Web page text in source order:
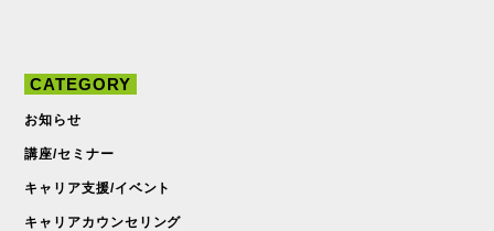
CATEGORY
お知らせ
講座/セミナー
キャリア支援/イベント
キャリアカウンセリング